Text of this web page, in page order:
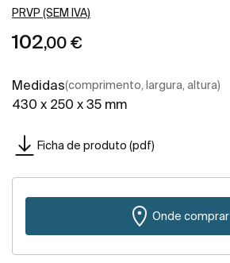
PRVP (SEM IVA)
102,00 €
Medidas(comprimento, largura, altura)
430 x 250 x 35 mm
Ficha de produto (pdf)
Onde comprar